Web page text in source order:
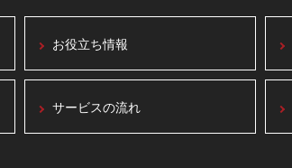
お役立ち情報
サービスの流れ